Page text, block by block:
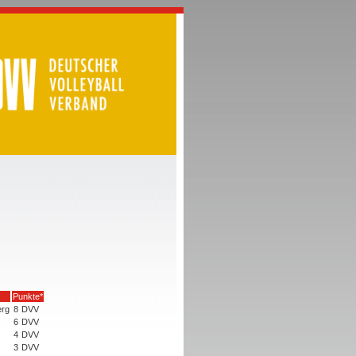
Punkte*
8 DVV
6 DVV
4 DVV
3 DVV